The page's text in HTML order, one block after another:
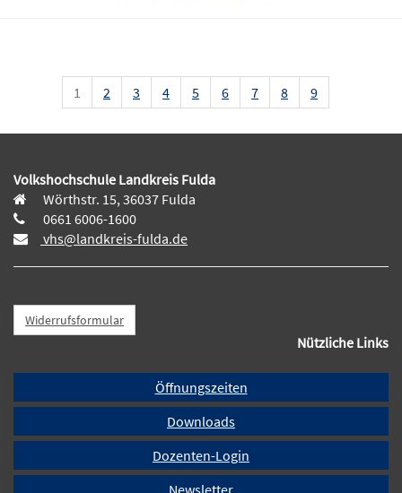
1 2 3 4 5 6 7 8 9
Volkshochschule Landkreis Fulda
Wörthstr. 15, 36037 Fulda
0661 6006-1600
vhs@landkreis-fulda.de
Widerrufsformular
Nützliche Links
Öffnungszeiten
Downloads
Dozenten-Login
Newsletter